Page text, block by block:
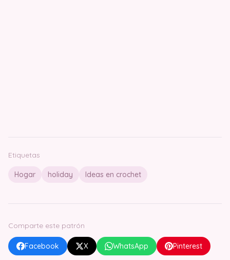
Etiquetas
Hogar holiday Ideas en crochet
Comparte este patrón
Facebook X WhatsApp Pinterest